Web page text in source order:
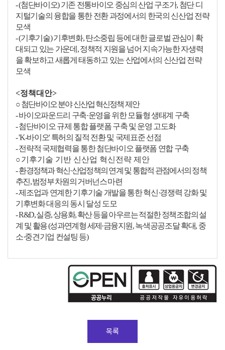
- (첨단바이오)기존 전통바이오 중심의 산업 구조가, 첨단 디
지털기술의 융합을 통한 전환 과정에서의 한국의 신산업 전략
모색
- (기후기술)기후변화,탄소중립 등에 대한 글로벌 관심이 확
대되고 있는 가운데 ,정책적 지원을 넘어 지속가능한 자생력
을 확보하고 새롭게 태동하고 있는 산업에서의 신산업 전략
모색
<정책대안>
○첨단바이오 분야 신산업 혁신정책 제안
-바이오파운드리 구축·운영을 위한 모듈형 생태계 구축
-첨단바이오 규제 통합 플랫폼 구축 및 운영 고도화
- 'K-바이오'특허의 질적 전환 및 국제표준 선점
-전략적 국제협력을 통한 첨단바이오 플랫폼 연합 구축
○기후기술 기반 신산업 혁신전략 제안
-환경정책과 혁신·산업정책의 연계 및 통합적 관점에서의 정책
추진,범정부 차원의 거버넌스 마련
-제조업과 연계한 기후기술 개발을 통한 혁신·경쟁력 강화 및
기후변화 대응의 동시 달성 도모
-R&D,실증,상용화,확산 등을 아우르는 적절한 정책조합의 설
계 및 활용(성과연계형 세제 ·금융지원,녹색공공조달 확대, 중
소·중견기업 컨설팅 등)
목록